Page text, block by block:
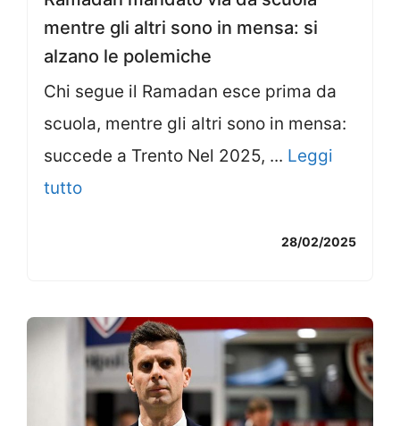
mentre gli altri sono in mensa: si
alzano le polemiche
Chi segue il Ramadan esce prima da
scuola, mentre gli altri sono in mensa:
succede a Trento Nel 2025, ... Leggi
tutto
28/02/2025